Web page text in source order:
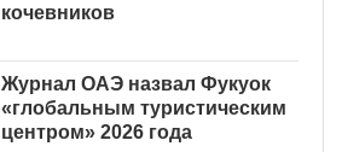
кочевников
Журнал ОАЭ назвал Фукуок
«глобальным туристическим
центром» 2026 года